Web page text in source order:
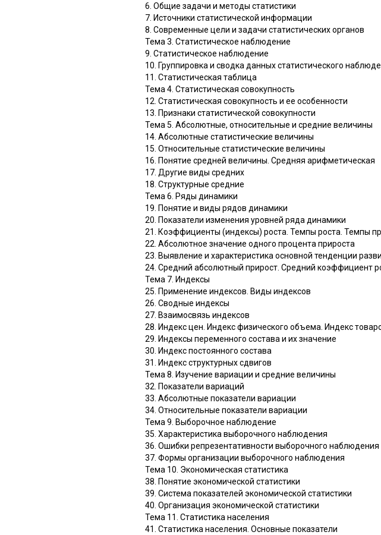
6. Общие задачи и методы статистики
7. Источники статистической информации
8. Современные цели и задачи статистических органов
Тема 3. Статистическое наблюдение
9. Статистическое наблюдение
10. Группировка и сводка данных статистического
11. Статистическая таблица
Тема 4. Статистическая совокупность
12. Статистическая совокупность и ее особенности
13. Признаки статистической совокупности
Тема 5. Абсолютные, относительные и средние величины
14. Абсолютные статистические величины
15. Относительные статистические величины
16. Понятие средней величины. Средняя арифметическая
17. Другие виды средних
18. Структурные средние
Тема 6. Ряды динамики
19. Понятие и виды рядов динамики
20. Показатели изменения уровней ряда динамики
21. Коэффициенты (индексы) роста. Темпы роста. Темпы
22. Абсолютное значение одного процента прироста
23. Выявление и характеристика основной тенденции
24. Средний абсолютный прирост. Средний коэффициент
Тема 7. Индексы
25. Применение индексов. Виды индексов
26. Сводные индексы
27. Взаимосвязь индексов
28. Индекс цен. Индекс физического объема. Индекс
29. Индексы переменного состава и их значение
30. Индекс постоянного состава
31. Индекс структурных сдвигов
Тема 8. Изучение вариации и средние величины
32. Показатели вариаций
33. Абсолютные показатели вариации
34. Относительные показатели вариации
Тема 9. Выборочное наблюдение
35. Характеристика выборочного наблюдения
36. Ошибки репрезентативности выборочного наблюдения
37. Формы организации выборочного наблюдения
Тема 10. Экономическая статистика
38. Понятие экономической статистики
39. Система показателей экономической статистики
40. Организация экономической статистики
Тема 11. Статистика населения
41. Статистика населения. Основные показатели